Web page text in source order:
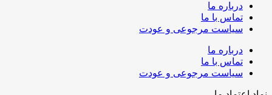
درباره ما
تماس با ما
سیاست مرجوعی و عودت
درباره ما
تماس با ما
سیاست مرجوعی و عودت